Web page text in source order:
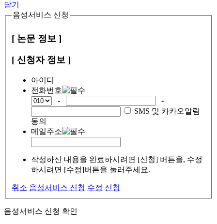
닫기
음성서비스 신청
[ 논문 정보 ]
[ 신청자 정보 ]
아이디
전화번호
-
-
SMS 및 카카오알림
동의
메일주소
작성하신 내용을 완료하시려면 [신청] 버튼을, 수정
하시려면 [수정]버튼을 눌러주세요.
취소 음성서비스 신청 수정 신청
음성서비스 신청 확인